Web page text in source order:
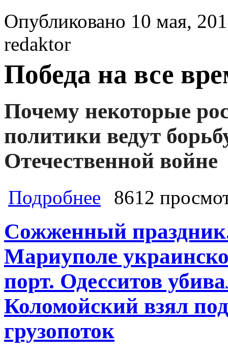
Опубликовано 10 мая,
redaktor
Победа на все
Почему некоторые
политики ведут
Отечественной войне
Подробнее о Победа на все времена. Почему
Великой Отечественной войне.
победу над капитализмом, либо он
8612
Сожженный
Мариуполе
порт. Одесситов
Коломойский взял
грузопоток